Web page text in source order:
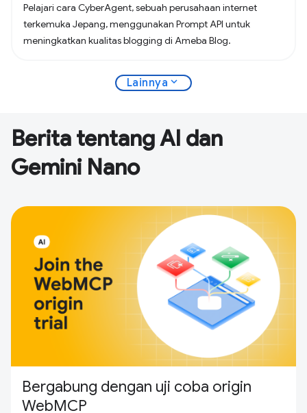
Pelajari cara CyberAgent, sebuah perusahaan internet
terkemuka Jepang, menggunakan Prompt API untuk
meningkatkan kualitas blogging di Ameba Blog.
Lainnya expand_more
Berita tentang AI dan
Gemini Nano
Bergabung dengan uji coba origin
WebMCP